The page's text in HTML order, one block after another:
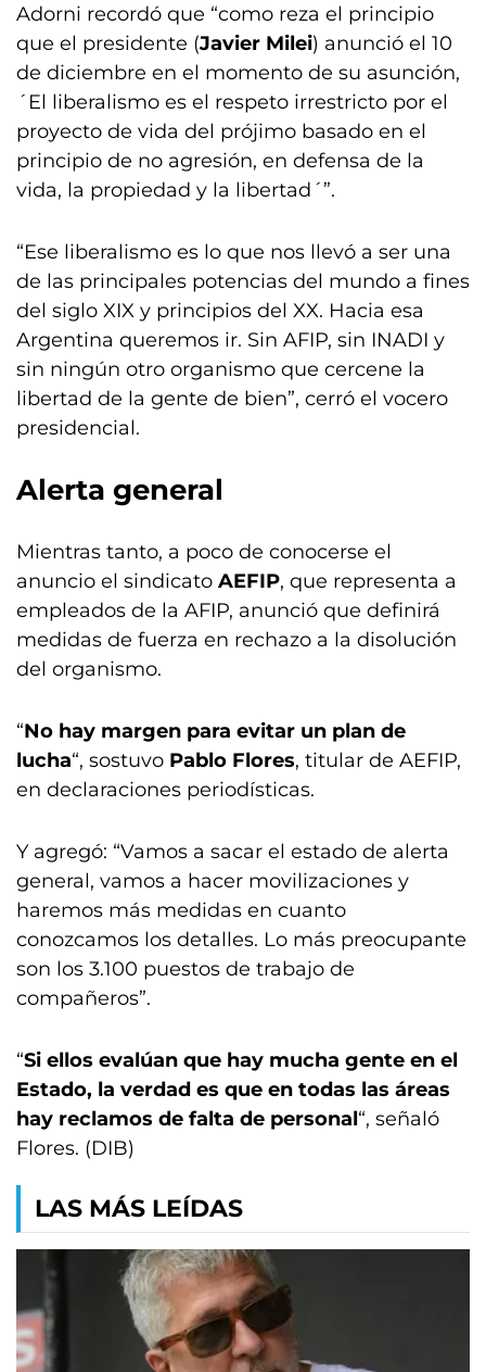
Adorni recordó que “como reza el principio
que el presidente (Javier Milei) anunció el 10
de diciembre en el momento de su asunción,
´El liberalismo es el respeto irrestricto por el
proyecto de vida del prójimo basado en el
principio de no agresión, en defensa de la
vida, la propiedad y la libertad´”.
“Ese liberalismo es lo que nos llevó a ser una
de las principales potencias del mundo a fines
del siglo XIX y principios del XX. Hacia esa
Argentina queremos ir. Sin AFIP, sin INADI y
sin ningún otro organismo que cercene la
libertad de la gente de bien”, cerró el vocero
presidencial.
Alerta general
Mientras tanto, a poco de conocerse el
anuncio el sindicato AEFIP, que representa a
empleados de la AFIP, anunció que definirá
medidas de fuerza en rechazo a la disolución
del organismo.
“No hay margen para evitar un plan de
lucha“, sostuvo Pablo Flores, titular de AEFIP,
en declaraciones periodísticas.
Y agregó: “Vamos a sacar el estado de alerta
general, vamos a hacer movilizaciones y
haremos más medidas en cuanto
conozcamos los detalles. Lo más preocupante
son los 3.100 puestos de trabajo de
compañeros”.
“Si ellos evalúan que hay mucha gente en el
Estado, la verdad es que en todas las áreas
hay reclamos de falta de personal“, señaló
Flores. (DIB)
LAS MÁS LEÍDAS